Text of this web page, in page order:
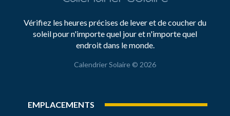
Vérifiez les heures précises de lever et de coucher du
soleil pour n'importe quel jour et n'importe quel
endroit dans le monde.
Calendrier Solaire © 2026
EMPLACEMENTS